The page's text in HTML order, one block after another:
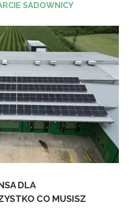
SADOWNICY
DLA
CO MUSISZ